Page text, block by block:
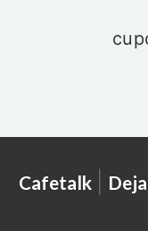
Cafetalk |